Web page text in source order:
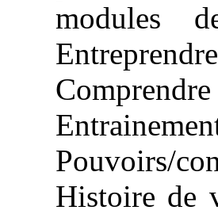
modules
Pouvoirs/
Histoire de